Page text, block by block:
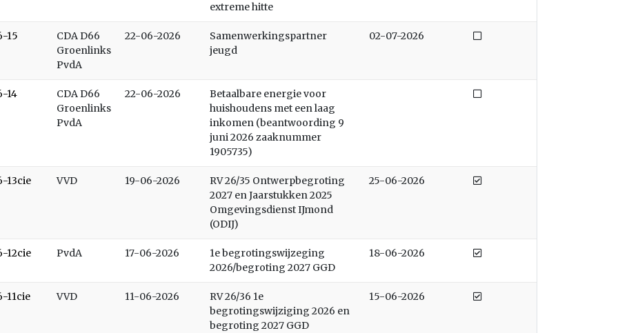
extreme hitte
15
CDA D66
Groenlinks
PvdA
22-06-2026
Samenwerkingspartner
jeugd
02-07-2026 Niet afgedaan
14
CDA D66
Groenlinks
PvdA
22-06-2026
Betaalbare energie voor
huishoudens met een laag
inkomen (beantwoording 9
juni 2026 zaaknummer
1905735)
Niet afgedaan
13cie VVD 19-06-2026
RV 26/35 Ontwerpbegroting
2027 en Jaarstukken 2025
Omgevingsdienst IJmond
(ODIJ)
25-06-2026 Afgedaan
12cie PvdA 17-06-2026
1e begrotingswijzeging
2026/begroting 2027 GGD
18-06-2026 Afgedaan
11cie VVD 11-06-2026
RV 26/36 1e
begrotingswijziging 2026 en
begroting 2027 GGD
15-06-2026 Afgedaan